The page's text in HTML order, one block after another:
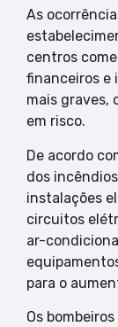
As
centros
financeiros e
mais graves,
em risco.
De acordo
dos
instalações
circuitos
ar-
para o
Os